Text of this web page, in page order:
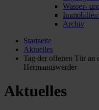
Wasser-
Archiv
Startseite
Aktuelles
Tag der offenen Tür an
Hermannswerder
Aktuelles